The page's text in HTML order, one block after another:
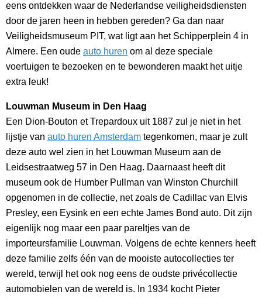
eens ontdekken waar de Nederlandse veiligheidsdiensten
door de jaren heen in hebben gereden? Ga dan naar
Veiligheidsmuseum PIT, wat ligt aan het Schipperplein 4 in
Almere. Een oude auto huren om al deze speciale
voertuigen te bezoeken en te bewonderen maakt het uitje
extra leuk!
Louwman Museum in Den Haag
Een Dion-Bouton et Trepardoux uit 1887 zul je niet in het
lijstje van auto huren Amsterdam tegenkomen, maar je zult
deze auto wel zien in het Louwman Museum aan de
Leidsestraatweg 57 in Den Haag. Daarnaast heeft dit
museum ook de Humber Pullman van Winston Churchill
opgenomen in de collectie, net zoals de Cadillac van Elvis
Presley, een Eysink en een echte James Bond auto. Dit zijn
eigenlijk nog maar een paar pareltjes van de
importeursfamilie Louwman. Volgens de echte kenners heeft
deze familie zelfs één van de mooiste autocollecties ter
wereld, terwijl het ook nog eens de oudste privécollectie
automobielen van de wereld is. In 1934 kocht Pieter